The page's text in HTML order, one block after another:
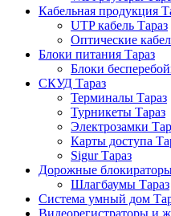
Кабельная продукция
UTP кабель Тараз
Оптические
Блоки питания Тараз
Блоки
СКУД Тараз
Терминалы Тараз
Турникеты Тараз
Электрозамки
Карты доступа
Sigur Тараз
Дорожные
Шлагбаумы Тараз
Система умный дом
Видеорегистраторы и